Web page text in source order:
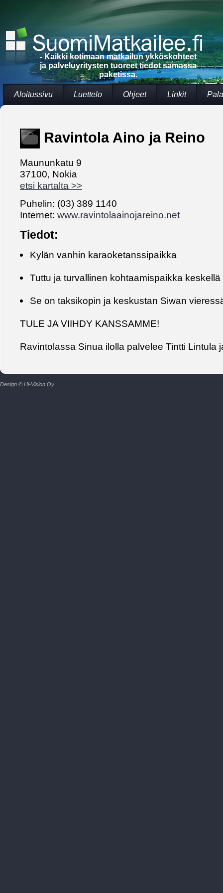
- Kaikki kotimaan matkailun ykköskohteet
ja palveluyritysten tuoreet tiedot samassa
paketissa.
Aloitussivu Luettelo Ohjeet Linkit
Ravintola Aino ja Reino
Maununkatu 9
37100, Nokia
etsi kartalta >>
Puhelin: (03) 389 1140
Internet: www.ravintolaainojareino.net
Tiedot:
Kylän vanhin karaoketanssipaikka
Tuttu ja turvallinen kohtaamispaikka keskellä
Se on taksikopin ja keskustan Siwan
TULE JA VIIHDY KANSSAMME!
Ravintolassa Sinua ilolla palvelee Tintti Lintula
Design © Hi-Vision Oy